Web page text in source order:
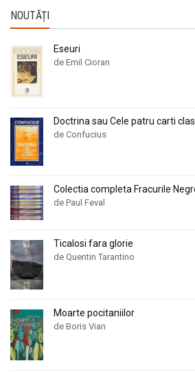
NOUTĂȚI
Eseuri
de Emil Cioran
Doctrina sau Cele patru carti
de Confucius
Colectia completa Fracurile
de Paul Feval
Ticalosi fara glorie
de Quentin Tarantino
Moarte pocitaniilor
de Boris Vian